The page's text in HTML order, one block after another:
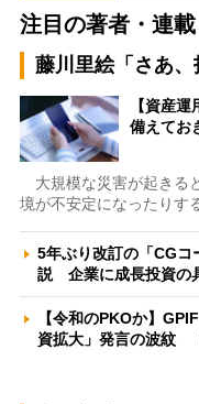
注目の著者・連載
藤川里絵「さあ、
【資産
備えてお
大規模な災害が起きる
境が不安定になったりす
5年ぶり改訂の「CGコ
説 企業に成長投資の
【令和のPKOか】
資拡大」発言の波紋